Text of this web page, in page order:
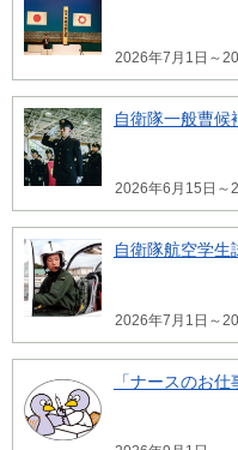
2026年7月1日～
自衛隊一般曹候
2026年6月15日～
自衛隊航空学生
2026年7月1日～
「ナースのお